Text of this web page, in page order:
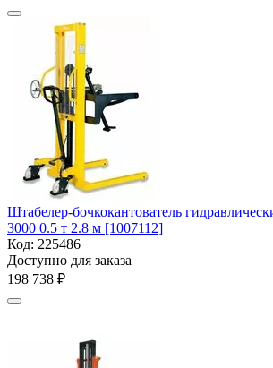
Штабелер-бочкокантователь
3000 0.5 т 2.8 м [1007112]
Код: 225486
Доступно для заказа
198 738 ₽